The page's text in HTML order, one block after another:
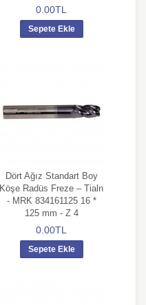
0.00TL
Sepete Ekle
Dört Ağız Standart Boy
Köşe Radüs Freze – Tialn
- MRK 834161125 16 *
125 mm - Z 4
0.00TL
Sepete Ekle